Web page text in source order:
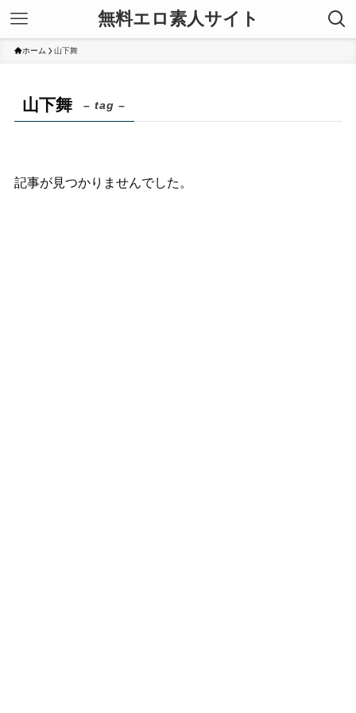
無料エロ素人サイト
ホーム 山下舞
山下舞 – tag –
記事が見つかりませんでした。